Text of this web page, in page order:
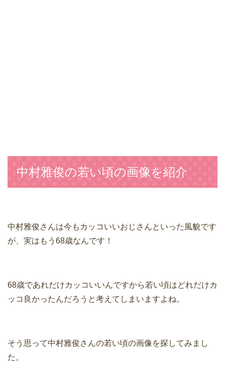
中村雅俊の若い頃の画像を紹介
中村雅俊さんは今もカッコいいおじさんといった風貌です
が、実はもう68歳なんです！
68歳であれだけカッコいいんですから若い頃はどれだけカ
ッコ良かったんだろうと考えてしまいますよね。
そう思って中村雅俊さんの若い頃の画像を探してみまし
た。